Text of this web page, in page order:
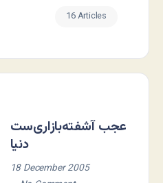
16 Articles
عجب آشفته‌بازاری‌ست
دنیا
18 December 2005